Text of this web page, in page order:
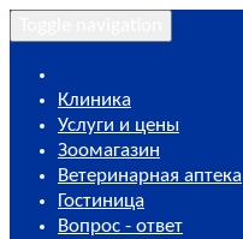
Клиника
Услуги и цены
Зоомагазин
Ветеринарная аптека
Гостиница
Вопрос - ответ